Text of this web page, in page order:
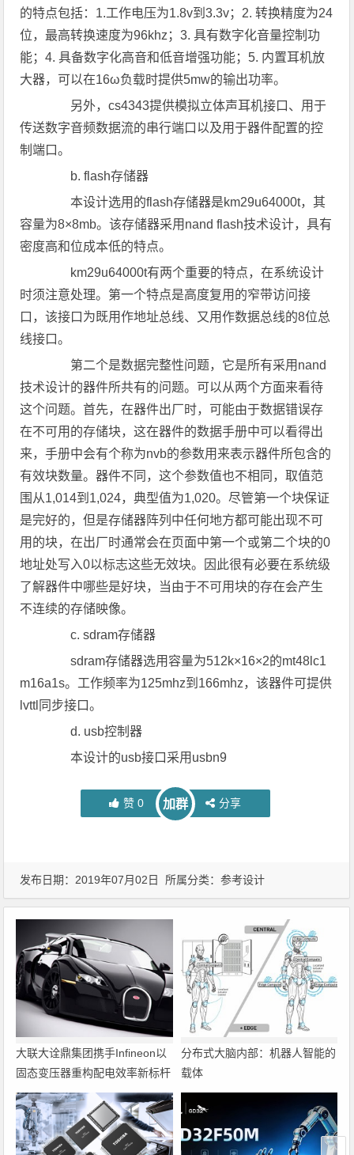
的特点包括：1.工作电压为1.8v到3.3v；2. 转换精度为24
位，最高转换速度为96khz；3. 具有数字化音量控制功
能；4. 具备数字化高音和低音增强功能；5. 内置耳机放
大器，可以在16ω负载时提供5mw的输出功率。
另外，cs4343提供模拟立体声耳机接口、用于
传送数字音频数据流的串行端口以及用于器件配置的控
制端口。
b. flash存储器
本设计选用的flash存储器是km29u64000t，其
容量为8×8mb。该存储器采用nand flash技术设计，具有
密度高和位成本低的特点。
km29u64000t有两个重要的特点，在系统设计
时须注意处理。第一个特点是高度复用的窄带访问接
口，该接口为既用作地址总线、又用作数据总线的8位总
线接口。
第二个是数据完整性问题，它是所有采用nand
技术设计的器件所共有的问题。可以从两个方面来看待
这个问题。首先，在器件出厂时，可能由于数据错误存
在不可用的存储块，这在器件的数据手册中可以看得出
来，手册中会有个称为nvb的参数用来表示器件所包含的
有效块数量。器件不同，这个参数值也不相同，取值范
围从1,014到1,024，典型值为1,020。尽管第一个块保证
是完好的，但是存储器阵列中任何地方都可能出现不可
用的块，在出厂时通常会在页面中第一个或第二个块的0
地址处写入0以标志这些无效块。因此很有必要在系统级
了解器件中哪些是好块，当由于不可用块的存在会产生
不连续的存储映像。
c. sdram存储器
sdram存储器选用容量为512k×16×2的mt48lc1
m16a1s。工作频率为125mhz到166mhz，该器件可提供
lvttl同步接口。
d. usb控制器
本设计的usb接口采用usbn9
赞 0 加群 分享
发布日期：2019年07月02日 所属分类：参考设计
大联大诠鼎集团携手Infineon以
固态变压器重构配电效率新标杆
分布式大脑内部：机器人智能的
载体